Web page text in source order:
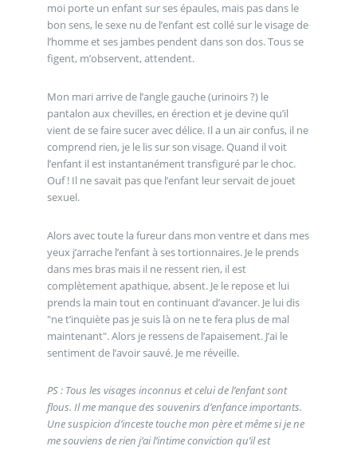
moi porte un enfant sur ses épaules, mais pas dans le
bon sens, le sexe nu de l’enfant est collé sur le visage de
l’homme et ses jambes pendent dans son dos. Tous se
figent, m’observent, attendent.
Mon mari arrive de l’angle gauche (urinoirs ?) le
pantalon aux chevilles, en érection et je devine qu’il
vient de se faire sucer avec délice. Il a un air confus, il ne
comprend rien, je le lis sur son visage. Quand il voit
l’enfant il est instantanément transfiguré par le choc.
Ouf ! Il ne savait pas que l’enfant leur servait de jouet
sexuel.
Alors avec toute la fureur dans mon ventre et dans mes
yeux j’arrache l’enfant à ses tortionnaires. Je le prends
dans mes bras mais il ne ressent rien, il est
complètement apathique, absent. Je le repose et lui
prends la main tout en continuant d’avancer. Je lui dis
"ne t’inquiète pas je suis là on ne te fera plus de mal
maintenant". Alors je ressens de l’apaisement. J’ai le
sentiment de l’avoir sauvé. Je me réveille.
PS : Tous les visages inconnus et celui de l’enfant sont
flous. Il me manque des souvenirs d’enfance importants.
Une suspicion d’inceste touche mon père et même si je ne
me souviens de rien j’ai l’intime conviction qu’il est